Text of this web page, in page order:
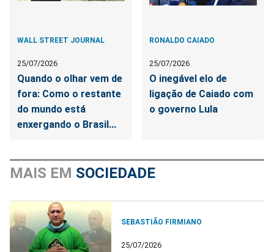
WALL STREET JOURNAL
25/07/2026
Quando o olhar vem de
fora: Como o restante
do mundo está
enxergando o Brasil...
RONALDO CAIADO
25/07/2026
O inegável elo de
ligação de Caiado com
o governo Lula
MAIS EM SOCIEDADE
SEBASTIÃO FIRMIANO
25/07/2026